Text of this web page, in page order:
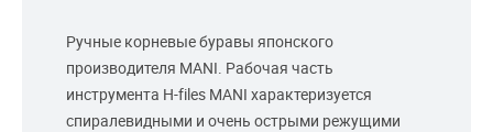
Ручные корневые буравы японского
производителя MANI. Рабочая часть
инструмента H-files MANI характеризуется
спиралевидными и очень острыми режущими